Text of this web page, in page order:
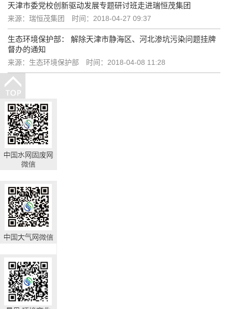
天津市委党校创新驱动发展专题研讨班走进瑞恒茂集团
来源：瑞恒茂集团 时间：2018-04-27 09:37
生态环境保护部： 解除天津市静海区、河北渗坑污染问题挂牌
督办的通知
来源：生态环境保护部 时间：2018-04-08 11:28